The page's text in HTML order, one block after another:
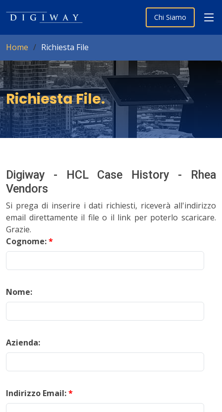
Chi Siamo
Home Richiesta File
Richiesta File.
Digiway - HCL Case History - Rhea
Vendors
Si prega di inserire i dati richiesti, riceverà all'indirizzo
email direttamente il file o il link per poterlo scaricare.
Grazie.
Cognome:*
Nome:
Azienda:
Indirizzo Email:*